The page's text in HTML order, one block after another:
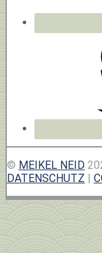
© MEIKEL NEID
DATENSCHUTZ